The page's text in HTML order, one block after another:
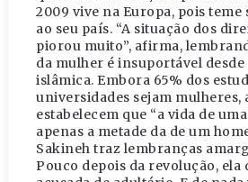
2009 vive na Europa, pois teme
ao seu país. “A situação dos
piorou muito”, afirma,
da mulher é insuportável desde
islâmica. Embora 65% dos
universidades sejam mulheres,
estabelecem que “a vida de
apenas a metade da de um
Sakineh traz lembranças
Pouco depois da revolução, ela